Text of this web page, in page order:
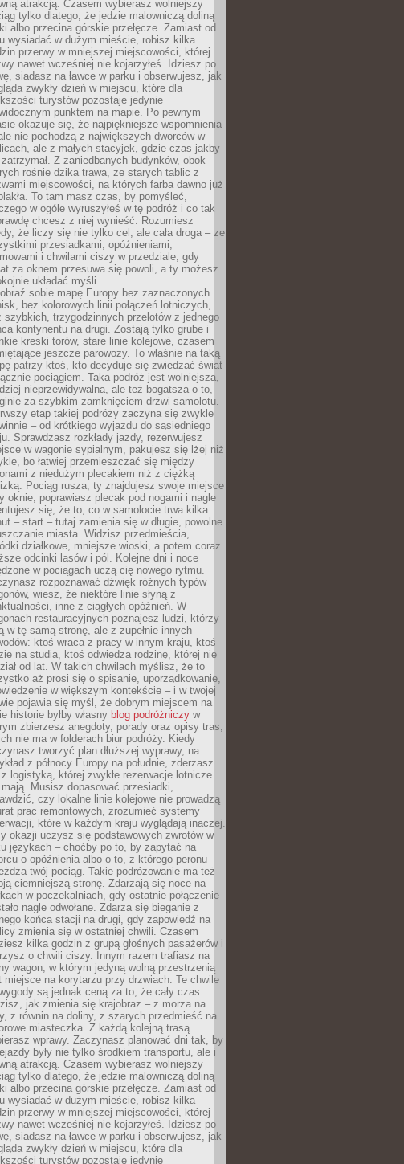
atrakcją. Czasem wybierasz wolniejszy
tylko dlatego, że jedzie malowniczą doliną
albo przecina górskie przełęcze. Zamiast od
wysiadać w dużym mieście, robisz kilka
przerwy w mniejszej miejscowości, której
nawet wcześniej nie kojarzyłeś. Idziesz po
siadasz na ławce w parku i obserwujesz, jak
zwykły dzień w miejscu, które dla
turystów pozostaje jedynie
punktem na mapie. Po pewnym
okazuje się, że najpiękniejsze wspomnienia
nie pochodzą z największych dworców w
ale z małych stacyjek, gdzie czas jakby
Z zaniedbanych budynków, obok
rośnie dzika trawa, ze starych tablic z
miejscowości, na których farba dawno już
To tam masz czas, by pomyśleć,
w ogóle wyruszyłeś w tę podróż i co tak
chcesz z niej wynieść. Rozumiesz
że liczy się nie tylko cel, ale cała droga – ze
przesiadkami, opóźnieniami,
i chwilami ciszy w przedziale, gdy
za oknem przesuwa się powoli, a ty możesz
układać myśli.
sobie mapę Europy bez zaznaczonych
bez kolorowych linii połączeń lotniczych,
szybkich, trzygodzinnych przelotów z jednego
kontynentu na drugi. Zostają tylko grube i
kreski torów, stare linie kolejowe, czasem
jeszcze parowozy. To właśnie na taką
patrzy ktoś, kto decyduje się zwiedzać świat
pociągiem. Taka podróż jest wolniejsza,
nieprzewidywalna, ale też bogatsza o to,
za szybkim zamknięciem drzwi samolotu.
etap takiej podróży zaczyna się zwykle
– od krótkiego wyjazdu do sąsiedniego
Sprawdzasz rozkłady jazdy, rezerwujesz
w wagonie sypialnym, pakujesz się lżej niż
bo łatwiej przemieszczać się między
z niedużym plecakiem niż z ciężką
Pociąg rusza, ty znajdujesz swoje miejsce
oknie, poprawiasz plecak pod nogami i nagle
się, że to, co w samolocie trwa kilka
– start – tutaj zamienia się w długie, powolne
miasta. Widzisz przedmieścia,
działkowe, mniejsze wioski, a potem coraz
odcinki lasów i pól. Kolejne dni i noce
w pociągach uczą cię nowego rytmu.
rozpoznawać dźwięk różnych typów
wiesz, że niektóre linie słyną z
inne z ciągłych opóźnień. W
restauracyjnych poznajesz ludzi, którzy
w tę samą stronę, ale z zupełnie innych
ktoś wraca z pracy w innym kraju, ktoś
na studia, ktoś odwiedza rodzinę, której nie
od lat. W takich chwilach myślisz, że to
aż prosi się o spisanie, uporządkowanie,
w większym kontekście – i w twojej
pojawia się myśl, że dobrym miejscem na
historie byłby własny blog podróżniczy w
zbierzesz anegdoty, porady oraz opisy tras,
nie ma w folderach biur podróży. Kiedy
tworzyć plan dłuższej wyprawy, na
z północy Europy na południe, zderzasz
logistyką, której zwykłe rezerwacje lotnicze
mają. Musisz dopasować przesiadki,
czy lokalne linie kolejowe nie prowadzą
prac remontowych, zrozumieć systemy
które w każdym kraju wyglądają inaczej.
okazji uczysz się podstawowych zwrotów w
językach – choćby po to, by zapytać na
o opóźnienia albo o to, z którego peronu
twój pociąg. Takie podróżowanie ma też
ciemniejszą stronę. Zdarzają się noce na
w poczekalniach, gdy ostatnie połączenie
nagle odwołane. Zdarza się bieganie z
końca stacji na drugi, gdy zapowiedź na
zmienia się w ostatniej chwili. Czasem
kilka godzin z grupą głośnych pasażerów i
o chwili ciszy. Innym razem trafiasz na
wagon, w którym jedyną wolną przestrzenią
miejsce na korytarzu przy drzwiach. Te chwile
są jednak ceną za to, że cały czas
jak zmienia się krajobraz – z morza na
z równin na doliny, z szarych przedmieść na
miasteczka. Z każdą kolejną trasą
wprawy. Zaczynasz planować dni tak, by
były nie tylko środkiem transportu, ale i
atrakcją. Czasem wybierasz wolniejszy
tylko dlatego, że jedzie malowniczą doliną
albo przecina górskie przełęcze. Zamiast od
wysiadać w dużym mieście, robisz kilka
przerwy w mniejszej miejscowości, której
nawet wcześniej nie kojarzyłeś. Idziesz po
siadasz na ławce w parku i obserwujesz, jak
zwykły dzień w miejscu, które dla
turystów pozostaje jedynie